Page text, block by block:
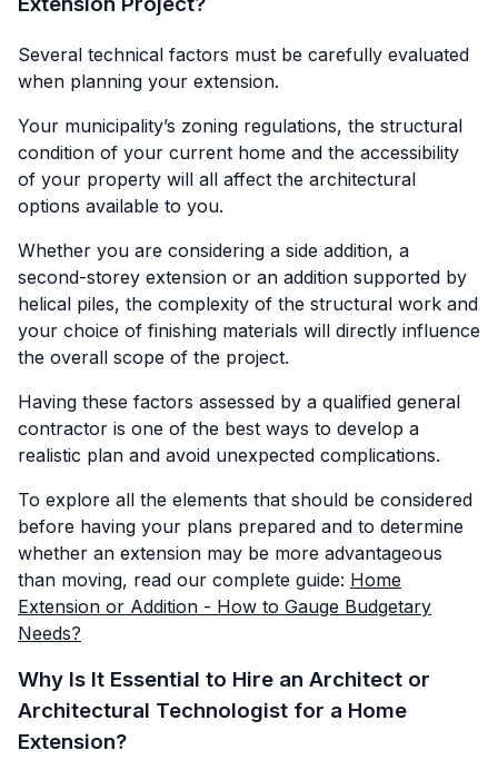
Several technical factors must be carefully evaluated
when planning your extension.
Your municipality’s zoning regulations, the structural
condition of your current home and the accessibility
of your property will all affect the architectural
options available to you.
Whether you are considering a side addition, a
second-storey extension or an addition supported by
helical piles, the complexity of the structural work and
your choice of finishing materials will directly influence
the overall scope of the project.
Having these factors assessed by a qualified general
contractor is one of the best ways to develop a
realistic plan and avoid unexpected complications.
To explore all the elements that should be considered
before having your plans prepared and to determine
whether an extension may be more advantageous
than moving, read our complete guide: Home
Extension or Addition - How to Gauge Budgetary
Needs?
Why Is It Essential to Hire an Architect or
Architectural Technologist for a Home
Extension?